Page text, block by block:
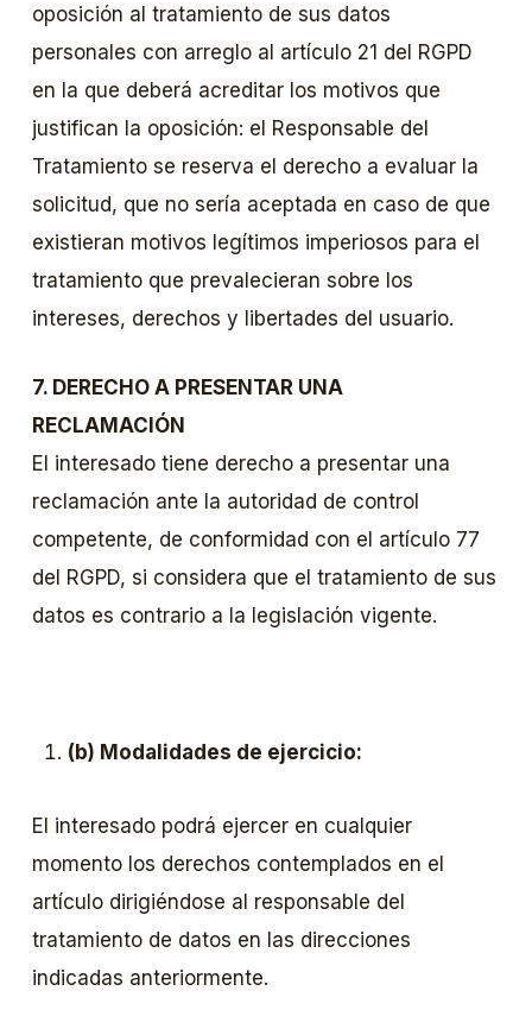
oposición al tratamiento de sus datos
personales con arreglo al artículo 21 del RGPD
en la que deberá acreditar los motivos que
justifican la oposición: el Responsable del
Tratamiento se reserva el derecho a evaluar la
solicitud, que no sería aceptada en caso de que
existieran motivos legítimos imperiosos para el
tratamiento que prevalecieran sobre los
intereses, derechos y libertades del usuario.
7. DERECHO A PRESENTAR UNA
RECLAMACIÓN
El interesado tiene derecho a presentar una
reclamación ante la autoridad de control
competente, de conformidad con el artículo 77
del RGPD, si considera que el tratamiento de sus
datos es contrario a la legislación vigente.
(b) Modalidades de ejercicio:
El interesado podrá ejercer en cualquier
momento los derechos contemplados en el
artículo dirigiéndose al responsable del
tratamiento de datos en las direcciones
indicadas anteriormente.